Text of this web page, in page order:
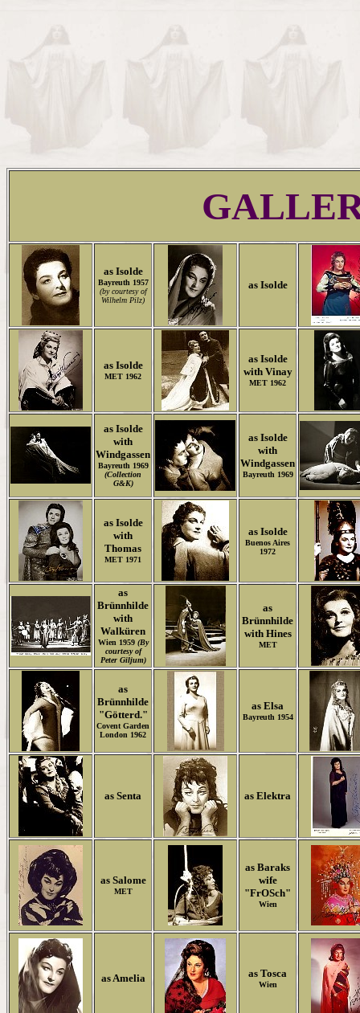
as Isolde
Bayreuth 1957
(by courtesy of
Wilhelm Pilz)
as Isolde
as Isolde
MET 1962
as Isolde
with Vinay
MET 1962
as Isolde
with
Windgassen
Bayreuth 1969
(Collection
G&K)
as Isolde
with
Windgassen
Bayreuth 1969
as Isolde
with
Thomas
MET 1971
as Isolde
Buenos Aires
1972
as
Brünnhilde
with
Walküren
Wien 1959 (By
courtesy of
Peter Giljum)
as
Brünnhilde
with Hines
MET
as
Brünnhilde
"Götterd."
Covent Garden
London 1962
as Elsa
Bayreuth 1954
as Senta as Elektra
as Salome
MET
as Baraks
wife
"FrOSch"
Wien
as Amelia as Tosca
Wien